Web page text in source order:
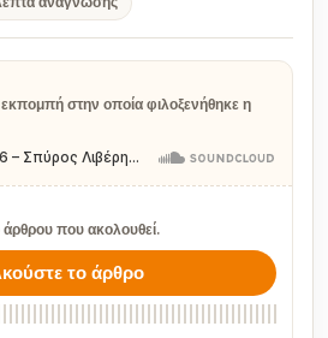
στην οποία φιλοξενήθηκε η
άρθρου που ακολουθεί.
το άρθρο